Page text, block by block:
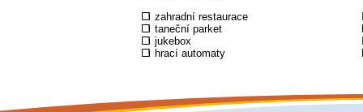
zahradní restaurace
taneční parket
jukebox
hrací automaty